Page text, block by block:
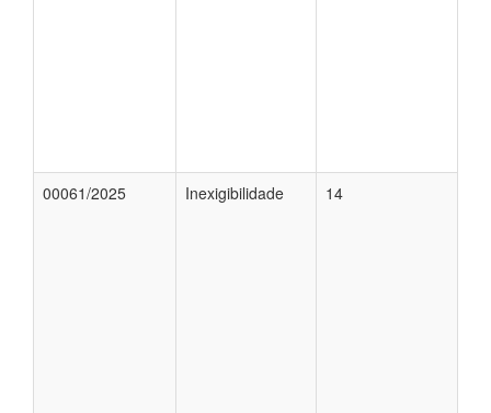
00061/2025 Inexigibilidade 14